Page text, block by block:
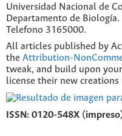
Universidad Nacional de
Departamento de
Telefono 3165000.
All articles published by
the Attribution-
tweak, and build upon
license their new
ISSN: 0120-548X